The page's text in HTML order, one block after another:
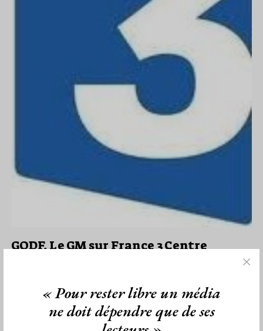
GODF. Le GM sur France 3 Centre
Le site du Grand Orient de France contient une page avec le
programme des conférences du Grand Maître. Au programme…
« Pour rester libre un média
ne doit dépendre que de ses